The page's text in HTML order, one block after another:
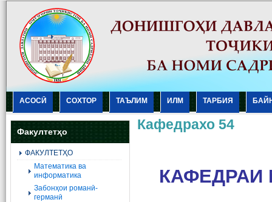
АСОСӢ СОХТОР ТАЪЛИМ ИЛМ ТАРБИЯ
Факултетҳо
ФАКУЛТЕТҲО
Mатематика ва
информатика
Забонҳои романӣ-
германӣ
Кафедрахо 54
КАФЕДРАИ